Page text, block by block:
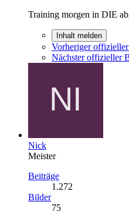
Training morgen in DIE
Inhalt melden
Vorheriger
Nächster offizieller
Nick
Meister
Beiträge
1.272
Bilder
75